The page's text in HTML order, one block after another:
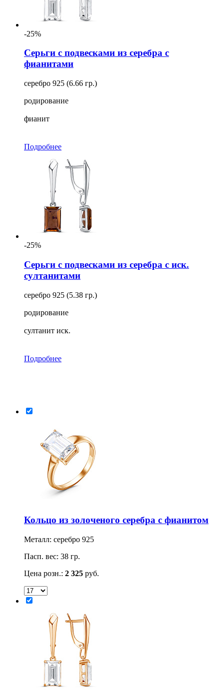
-25%
Серьги с подвесками из серебра с
фианитами
серебро 925 (6.66 гр.)
родирование
фианит
Подробнее
-25%
Серьги с подвесками из серебра с иск.
султанитами
серебро 925 (5.38 гр.)
родирование
султанит иск.
Подробнее
Кольцо из золоченого серебра с фианитом
Металл: серебро 925
Пасп. вес: 38 гр.
Цена розн.: 2 325 руб.